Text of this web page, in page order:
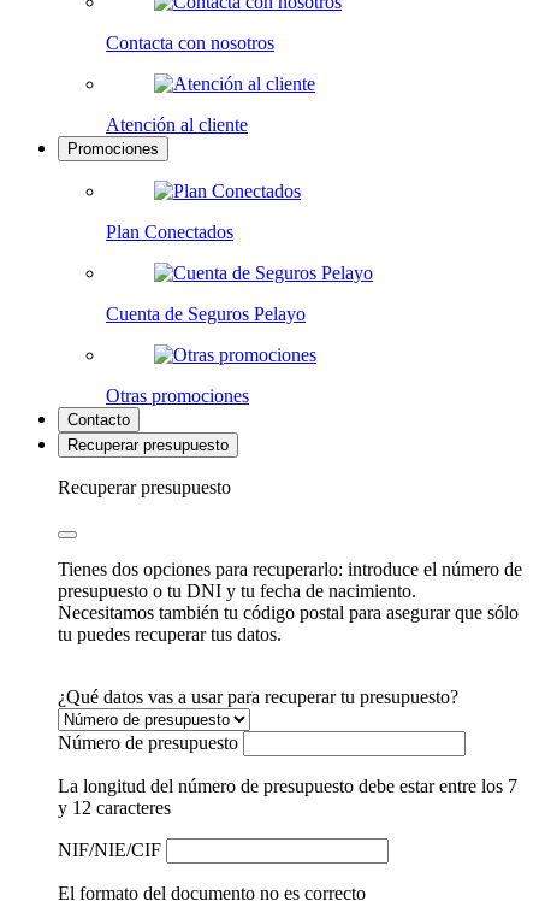
Contacta con nosotros
Atención al cliente
Promociones
Plan Conectados
Cuenta de Seguros Pelayo
Otras promociones
Contacto
Recuperar presupuesto
Recuperar presupuesto
Tienes dos opciones para recuperarlo: introduce el número de
presupuesto o tu DNI y tu fecha de nacimiento.
Necesitamos también tu código postal para asegurar que sólo
tu puedes recuperar tus datos.
¿Qué datos vas a usar para recuperar tu presupuesto?
Número de presupuesto
La longitud del número de presupuesto debe estar entre los 7
y 12 caracteres
NIF/NIE/CIF
El formato del documento no es correcto